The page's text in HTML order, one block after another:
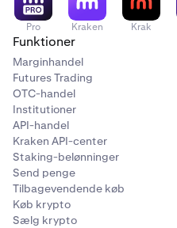
Pro Kraken Krak
Funktioner
Marginhandel
Futures Trading
OTC-handel
Institutioner
API-handel
Kraken API-center
Staking-belønninger
Send penge
Tilbagevendende køb
Køb krypto
Sælg krypto